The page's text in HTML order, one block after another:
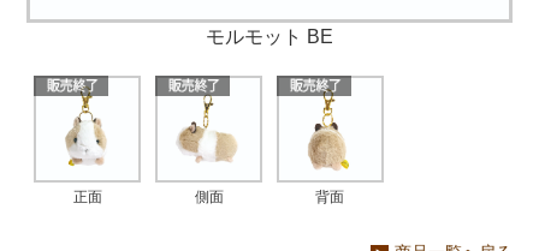
モルモット BE
正面 側面 背面